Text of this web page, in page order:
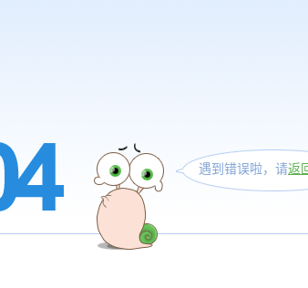
遇到错误啦，请返